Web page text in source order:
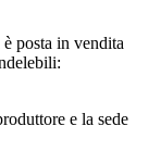
posta in vendita
e la sede